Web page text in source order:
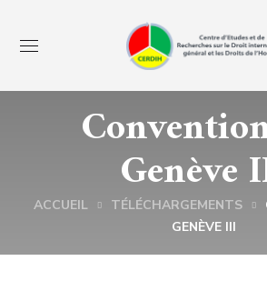
Genève
ACCUEIL TÉLÉCHARGEMENTS
GENÈVE III